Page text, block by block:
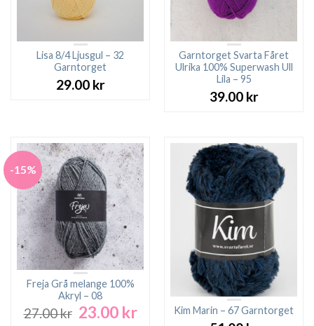
Lisa 8/4 Ljusgul – 32
Garntorget
29.00 kr
Garntorget Svarta Fåret
Ulrika 100% Superwash Ull
Lila – 95
39.00 kr
-15%
Freja Grå melange 100%
Akryl – 08
27.00kr Det
23.00 krDet
Kim Marin – 67 Garntorget